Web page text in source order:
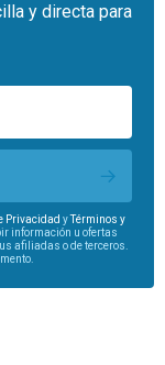
y directa para
Privacidad yTérminos y
información u ofertas
afiliadas o de terceros.